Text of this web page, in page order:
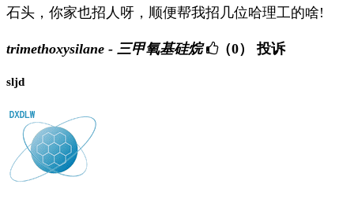
石头，你家也招人呀，顺便帮我招几位哈理工的啥!
trimethoxysilane - 三甲氧基硅烷 （0） 投诉
sljd